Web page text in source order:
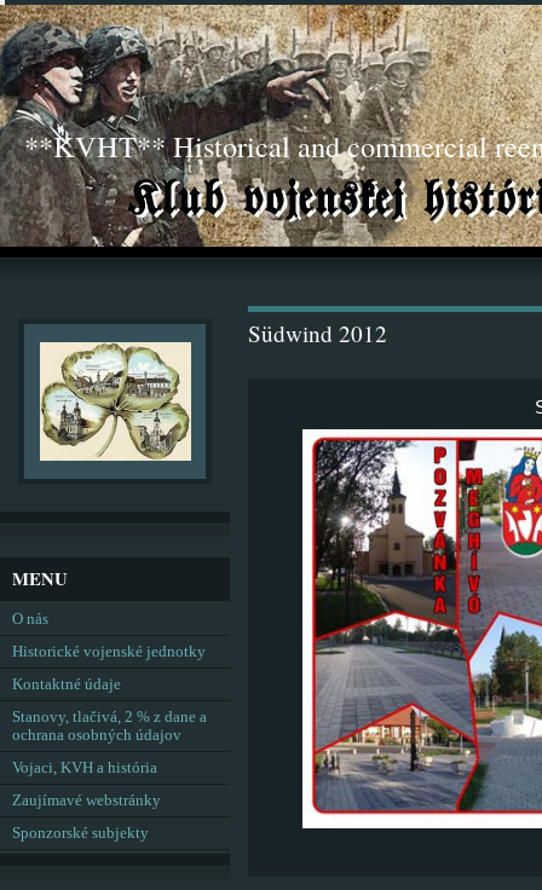
**KVHT** Historical and commercial
Südwind 2012
MENU
O nás
Historické vojenské jednotky
Kontaktné údaje
Stanovy, tlačivá, 2 % z dane a
ochrana osobných údajov
Vojaci, KVH a história
Zaujímavé webstránky
Sponzorské subjekty